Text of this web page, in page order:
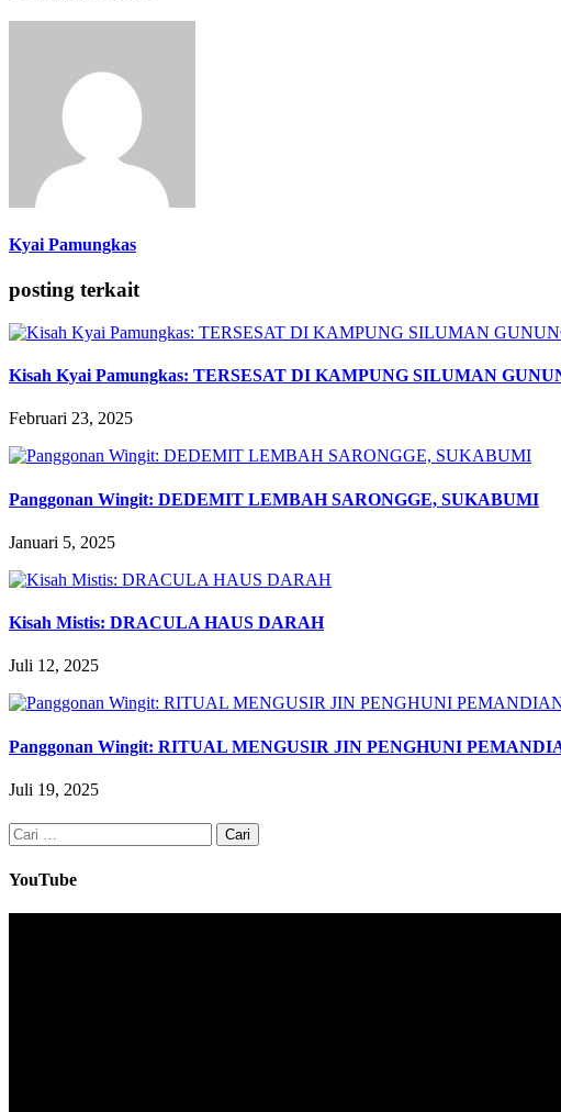
Kyai Pamungkas
posting terkait
Kisah Kyai Pamungkas: TERSESAT DI KAMPUNG SILUMAN
Februari 23, 2025
Panggonan Wingit: DEDEMIT LEMBAH SARONGGE, SUKABUMI
Januari 5, 2025
Kisah Mistis: DRACULA HAUS DARAH
Juli 12, 2025
Panggonan Wingit: RITUAL MENGUSIR JIN PENGHUNI
Juli 19, 2025
Cari
untuk:
YouTube